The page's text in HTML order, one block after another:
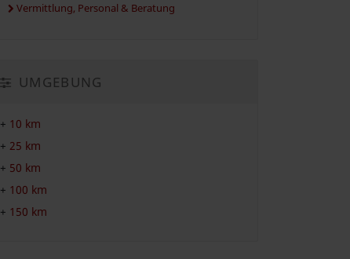
Vermittlung, Personal & Beratung
UMGEBUNG
+ 10 km
+ 25 km
+ 50 km
+ 100 km
+ 150 km